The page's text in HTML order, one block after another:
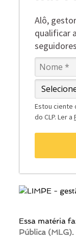
Alô,
qualificar
Estou ciente
do CLP. Ler a
Essa matéria
Pública (MLG).